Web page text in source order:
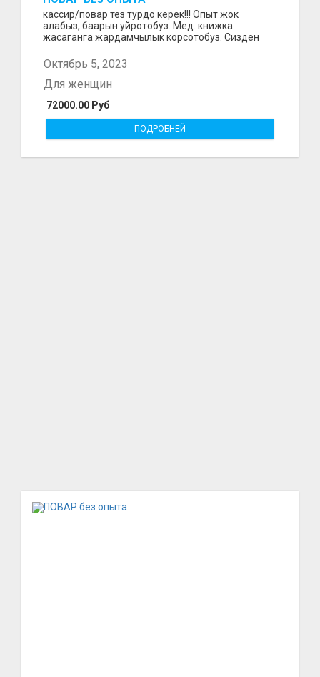
кассир/повар тез турдо керек!!! Опыт жок
алабыз, баарын уйротобуз. Мед. книжка
жасаганга жардамчылык корсотобуз. Сизден
Октябрь 5, 2023
72000.00 Руб
Для женщин
ПОДРОБНЕЙ